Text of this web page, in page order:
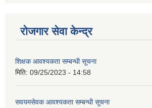
रोजगार सेवा केन्द्र
शिक्षक आवश्यकता सम्बन्धी सूचना
मिति: 09/25/2023 - 14:58
सवयमसेवक आवश्यकता सम्बन्धी सूचना